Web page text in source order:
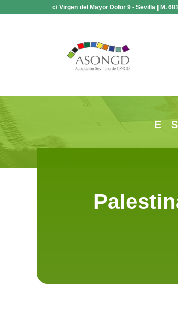
c/ Virgen del Mayor Dolor 9 - Sevilla | M.